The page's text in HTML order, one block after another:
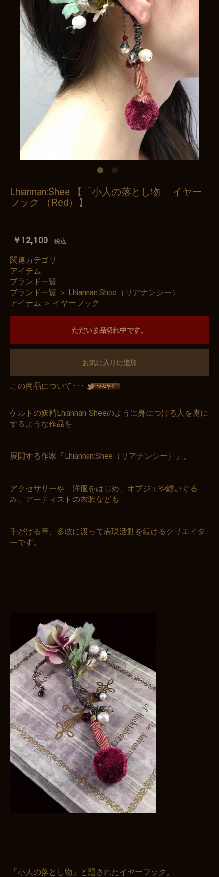
Lhiannan:Shee 【「小人の落とし物」 イヤー
フック （Red）】
￥12,100 税込
関連カテゴリ
アイテム
ブランド一覧
ブランド一覧 ＞ Lhiannan:Shee（リアナンシー）
アイテム ＞ イヤーフック
ただいま品切れ中です。
お買い物を続ける カートへ進む
お気に入りに追加
この商品について･･･
ケルトの妖精Lhiannan-Sheeのように身につける人を虜に
するような作品を
展開する作家「Lhiannan:Shee（リアナンシー）」。
アクセサリーや、洋服をはじめ、オブジェや縫いぐる
み、アーティストの衣装なども
手がける等、多岐に渡って表現活動を続けるクリエイタ
ーです。
「小人の落とし物」と題されたイヤーフック。